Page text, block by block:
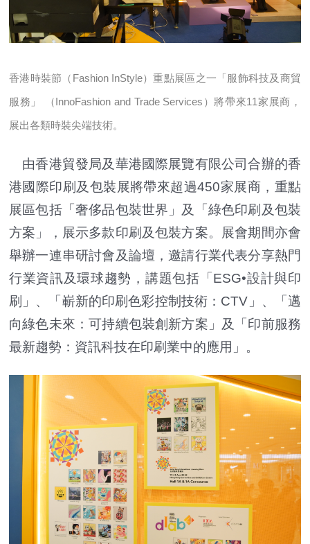
香港時裝節（Fashion InStyle）重點展區之一「服飾科技及商貿
服務」 （InnoFashion and Trade Services）將帶來11家展商，
展出各類時裝尖端技術。
由香港貿發局及華港國際展覽有限公司合辦的香
港國際印刷及包裝展將帶來超過450家展商，重點
展區包括「奢侈品包裝世界」及「綠色印刷及包裝
方案」，展示多款印刷及包裝方案。展會期間亦會
舉辦一連串研討會及論壇，邀請行業代表分享熱門
行業資訊及環球趨勢，講題包括「ESG•設計與印
刷」、「嶄新的印刷色彩控制技術：CTV」、「邁
向綠色未來：可持續包裝創新方案」及「印前服務
最新趨勢：資訊科技在印刷業中的應用」。